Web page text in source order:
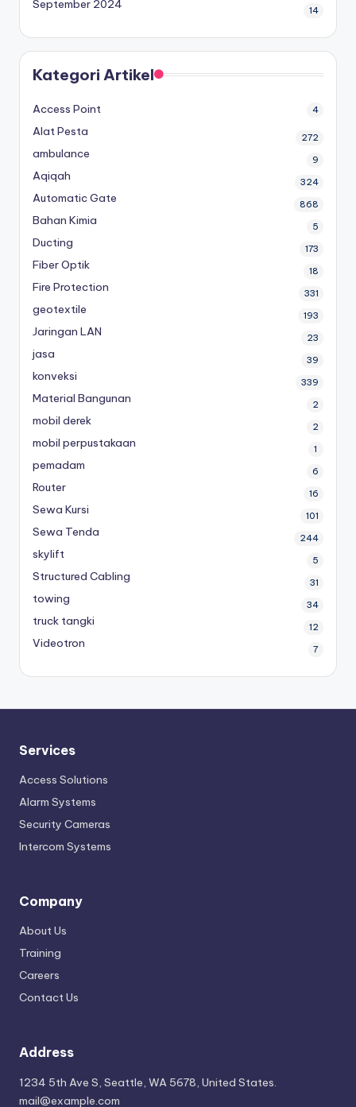
September 2024 14
Kategori Artikel
Access Point 4
Alat Pesta 272
ambulance 9
Aqiqah 324
Automatic Gate 868
Bahan Kimia 5
Ducting 173
Fiber Optik 18
Fire Protection 331
geotextile 193
Jaringan LAN 23
jasa 39
konveksi 339
Material Bangunan 2
mobil derek 2
mobil perpustakaan 1
pemadam 6
Router 16
Sewa Kursi 101
Sewa Tenda 244
skylift 5
Structured Cabling 31
towing 34
truck tangki 12
Videotron 7
Services
Access Solutions
Alarm Systems
Security Cameras
Intercom Systems
Company
About Us
Training
Careers
Contact Us
Address
1234 5th Ave S, Seattle, WA 5678, United States.
mail@example.com